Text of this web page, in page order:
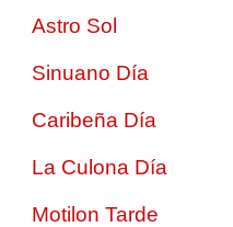
Astro Sol
Sinuano Día
Caribeña Día
La Culona Día
Motilon Tarde